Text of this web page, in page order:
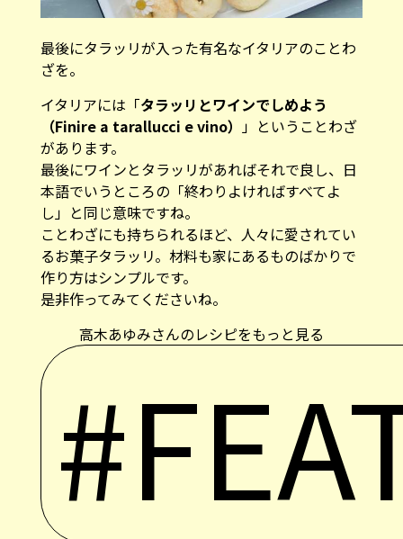
最後にタラッリが入った有名なイタリアのことわ
ざを。
イタリアには「タラッリとワインでしめよう
（Finire a tarallucci e vino） 」ということわざ
があります。
最後にワインとタラッリがあればそれで良し、日
本語でいうところの「終わりよければすべてよ
し」と同じ意味ですね。
ことわざにも持ちられるほど、人々に愛されてい
るお菓子タラッリ。材料も家にあるものばかりで
作り方はシンプルです。
是非作ってみてくださいね。
高木あゆみさんのレシピをもっと見る